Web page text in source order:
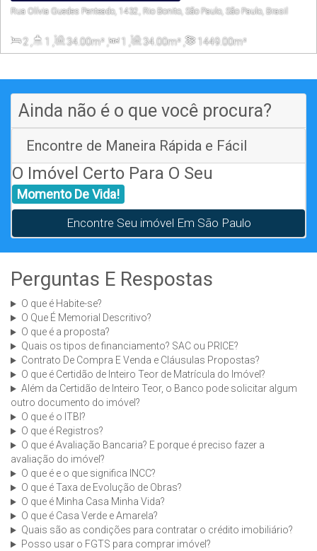
Rua Olívia Guedes Penteado, 1432, Rio Bonito, São Paulo, São Paulo, Brasil
2 , 1 , 34.00m² , 1 , 34.00m² , 1449.00m²
Ainda não é o que você procura?
Encontre de Maneira Rápida e Fácil
O Imóvel Certo Para O Seu
Momento De Vida!
Encontre Seu imóvel Em São Paulo
Perguntas E Respostas
O que é Habite-se?
O Que É Memorial Descritivo?
O que é a proposta?
Quais os tipos de financiamento? SAC ou PRICE?
Contrato De Compra E Venda e Cláusulas Propostas?
O que é Certidão de Inteiro Teor de Matrícula do Imóvel?
Além da Certidão de Inteiro Teor, o Banco pode solicitar algum
outro documento do imóvel?
O que é o ITBI?
O que é Registros?
O que é Avaliação Bancaria? E porque é preciso fazer a
avaliação do imóvel?
O que é e o que significa INCC?
O que é Taxa de Evolução de Obras?
O que é Minha Casa Minha Vida?
O que é Casa Verde e Amarela?
Quais são as condições para contratar o crédito imobiliário?
Posso usar o FGTS para comprar imóvel?